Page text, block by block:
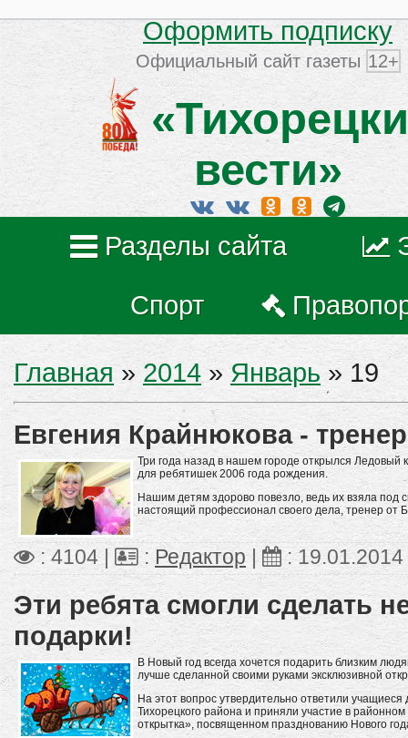
Оформить подписку
Официальный сайт газеты 12+
вести»
Разделы сайта
Спорт
Главная » 2014 » Январь » 19
Евгения Крайнюкова -
Три года назад в нашем городе открылся Ледовый
для ребятишек 2006 года рождения.
Нашим детям здорово повезло, ведь их взяла
настоящий профессионал своего дела, тренер
: 4104 | : Редактор| :19.01.2014
Эти ребята смогли сделать
подарки!
В Новый год всегда хочется подарить близким
лучше сделанной своими руками эксклюзивной
На этот вопрос утвердительно ответили
Тихорецкого района и приняли участие в
открытка», посвященном празднованию Нового